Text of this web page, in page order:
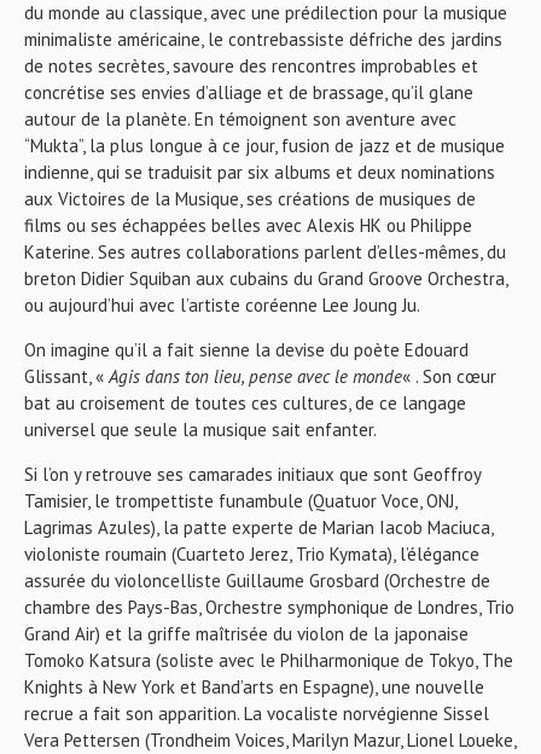
du monde au classique, avec une prédilection pour la musique
minimaliste américaine, le contrebassiste défriche des jardins
de notes secrètes, savoure des rencontres improbables et
concrétise ses envies d’alliage et de brassage, qu’il glane
autour de la planète. En témoignent son aventure avec
“Mukta”, la plus longue à ce jour, fusion de jazz et de musique
indienne, qui se traduisit par six albums et deux nominations
aux Victoires de la Musique, ses créations de musiques de
films ou ses échappées belles avec Alexis HK ou Philippe
Katerine. Ses autres collaborations parlent d’elles-mêmes, du
breton Didier Squiban aux cubains du Grand Groove Orchestra,
ou aujourd’hui avec l’artiste coréenne Lee Joung Ju.
On imagine qu’il a fait sienne la devise du poète Edouard
Glissant, «Agis dans ton lieu, pense avec le monde« . Son cœur
bat au croisement de toutes ces cultures, de ce langage
universel que seule la musique sait enfanter.
Si l’on y retrouve ses camarades initiaux que sont Geoffroy
Tamisier, le trompettiste funambule (Quatuor Voce, ONJ,
Lagrimas Azules), la patte experte de Marian Iacob Maciuca,
violoniste roumain (Cuarteto Jerez, Trio Kymata), l’élégance
assurée du violoncelliste Guillaume Grosbard (Orchestre de
chambre des Pays-Bas, Orchestre symphonique de Londres, Trio
Grand Air) et la griffe maîtrisée du violon de la japonaise
Tomoko Katsura (soliste avec le Philharmonique de Tokyo, The
Knights à New York et Band’arts en Espagne), une nouvelle
recrue a fait son apparition. La vocaliste norvégienne Sissel
Vera Pettersen (Trondheim Voices, Marilyn Mazur, Lionel Loueke,